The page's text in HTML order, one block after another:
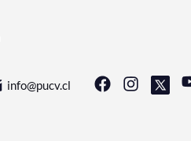
info@pucv.cl